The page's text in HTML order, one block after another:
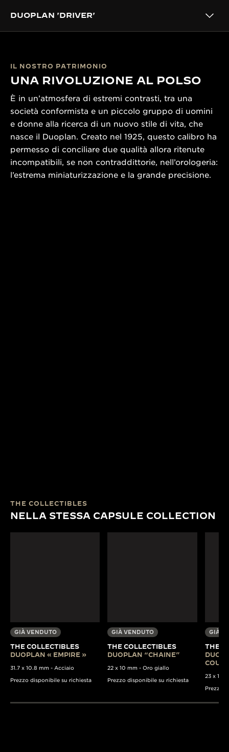
DUOPLAN 'DRIVER'
IL NOSTRO PATRIMONIO
UNA RIVOLUZIONE AL POLSO
È in un’atmosfera di estremi contrasti, tra una
società conformista e un piccolo gruppo di uomini
e donne alla ricerca di un nuovo stile di vita, che
nasce il Duoplan. Creato nel 1925, questo calibro ha
permesso di conciliare due qualità allora ritenute
incompatibili, se non contraddittorie, nell’orologeria:
l’estrema miniaturizzazione e la grande precisione.
THE COLLECTIBLES
NELLA STESSA CAPSULE COLLECTION
GIÀ VENDUTO
THE COLLECTIBLES
DUOPLAN « EMPIRE »
31.7 x 10.8 mm - Acciaio
Prezzo disponibile su richiesta
GIÀ VENDUTO
THE COLLECTIBLES
DUOPLAN “CHAINE”
22 x 10 mm - Oro giallo
Prezzo disponibile su richiesta
GIÀ
THE
23 x 13
Prezzo